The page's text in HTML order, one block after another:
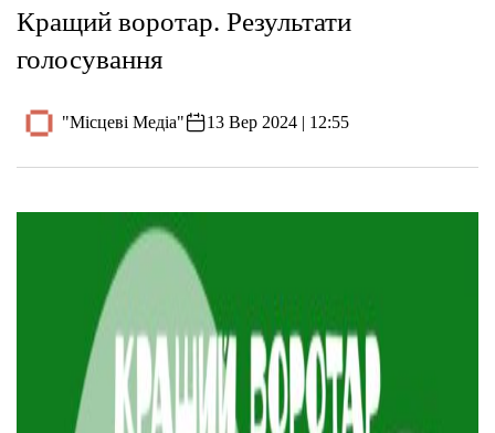
Кращий воротар. Результати
голосування
"Місцеві Медіа" 13 Вер 2024 | 12:55